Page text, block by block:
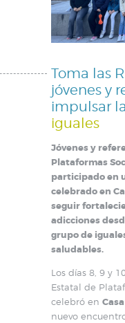
Toma las
jóvenes y
impulsar
iguales
Jóvenes y
Plataformas
participado en
celebrado en
seguir
adicciones
grupo de
saludables.
Los días 8, 9 y
Estatal de
celebró en
nuevo